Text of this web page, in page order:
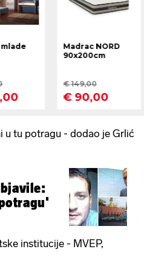
u tu potragu - dodao je Grlić
institucije - MVEP,